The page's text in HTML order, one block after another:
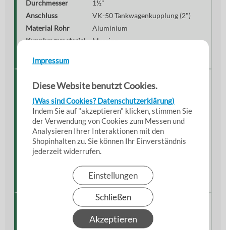
Impressum
Diese Website benutzt Cookies.
(Was sind Cookies? Datenschutzerklärung)
Indem Sie auf "akzeptieren" klicken, stimmen Sie
der Verwendung von Cookies zum Messen und
Analysieren Ihrer Interaktionen mit den
Shopinhalten zu. Sie können Ihr Einverständnis
jederzeit widerrufen.
Einstellungen
Schließen
Akzeptieren
Durchmesser
1½"
Anschluss
VK-50 Tankwagenkupplung (2")
Material Rohr
Aluminium
Kupplungsmaterial
Messing
Material & Verarbeitung
Die Sauglanze besteht aus hochwertigem Aluminium
und wurde für den professionellen Dauerbetrieb
entwickelt.
Korrosionsbeständiges Aluminiumrohr
Massive Messingkupplung
Wartungsarme Konstruktion
Besondere Eigenschaften
Die Kombination aus langer Bauform und geringem